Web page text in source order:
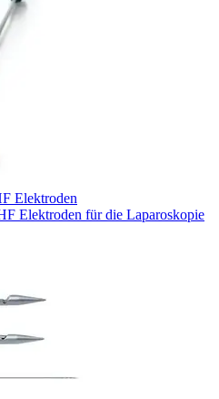
Elektroden
Elektroden für die Laparoskopie